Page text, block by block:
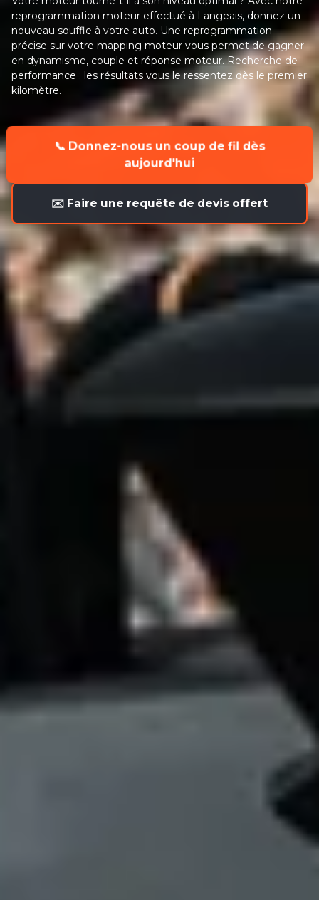
reprogrammation moteur effectué à Langeais, donnez un
nouveau souffle à votre auto. Une reprogrammation
précise sur votre mapping moteur vous permet de gagner
en dynamisme, couple et réponse moteur. Recherche de
performance : les résultats vous le ressentez dès le premier
kilomètre.
📞 Donnez-nous un coup de fil dès
aujourd'hui
✉️ Faire une requête de devis offert